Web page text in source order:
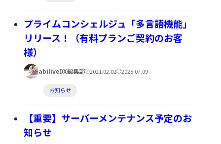
テ
ゴ
リ
ー:
プライムコンシェルジュ「多言語機能」
リリース！（有料プランご契約のお客
様）
著
者:
abiliveDX編集部公2021.02.02更2025.07.09
テ
ゴ
リ
お知らせ
【重要】サーバーメンテナンス予定のお
知らせ